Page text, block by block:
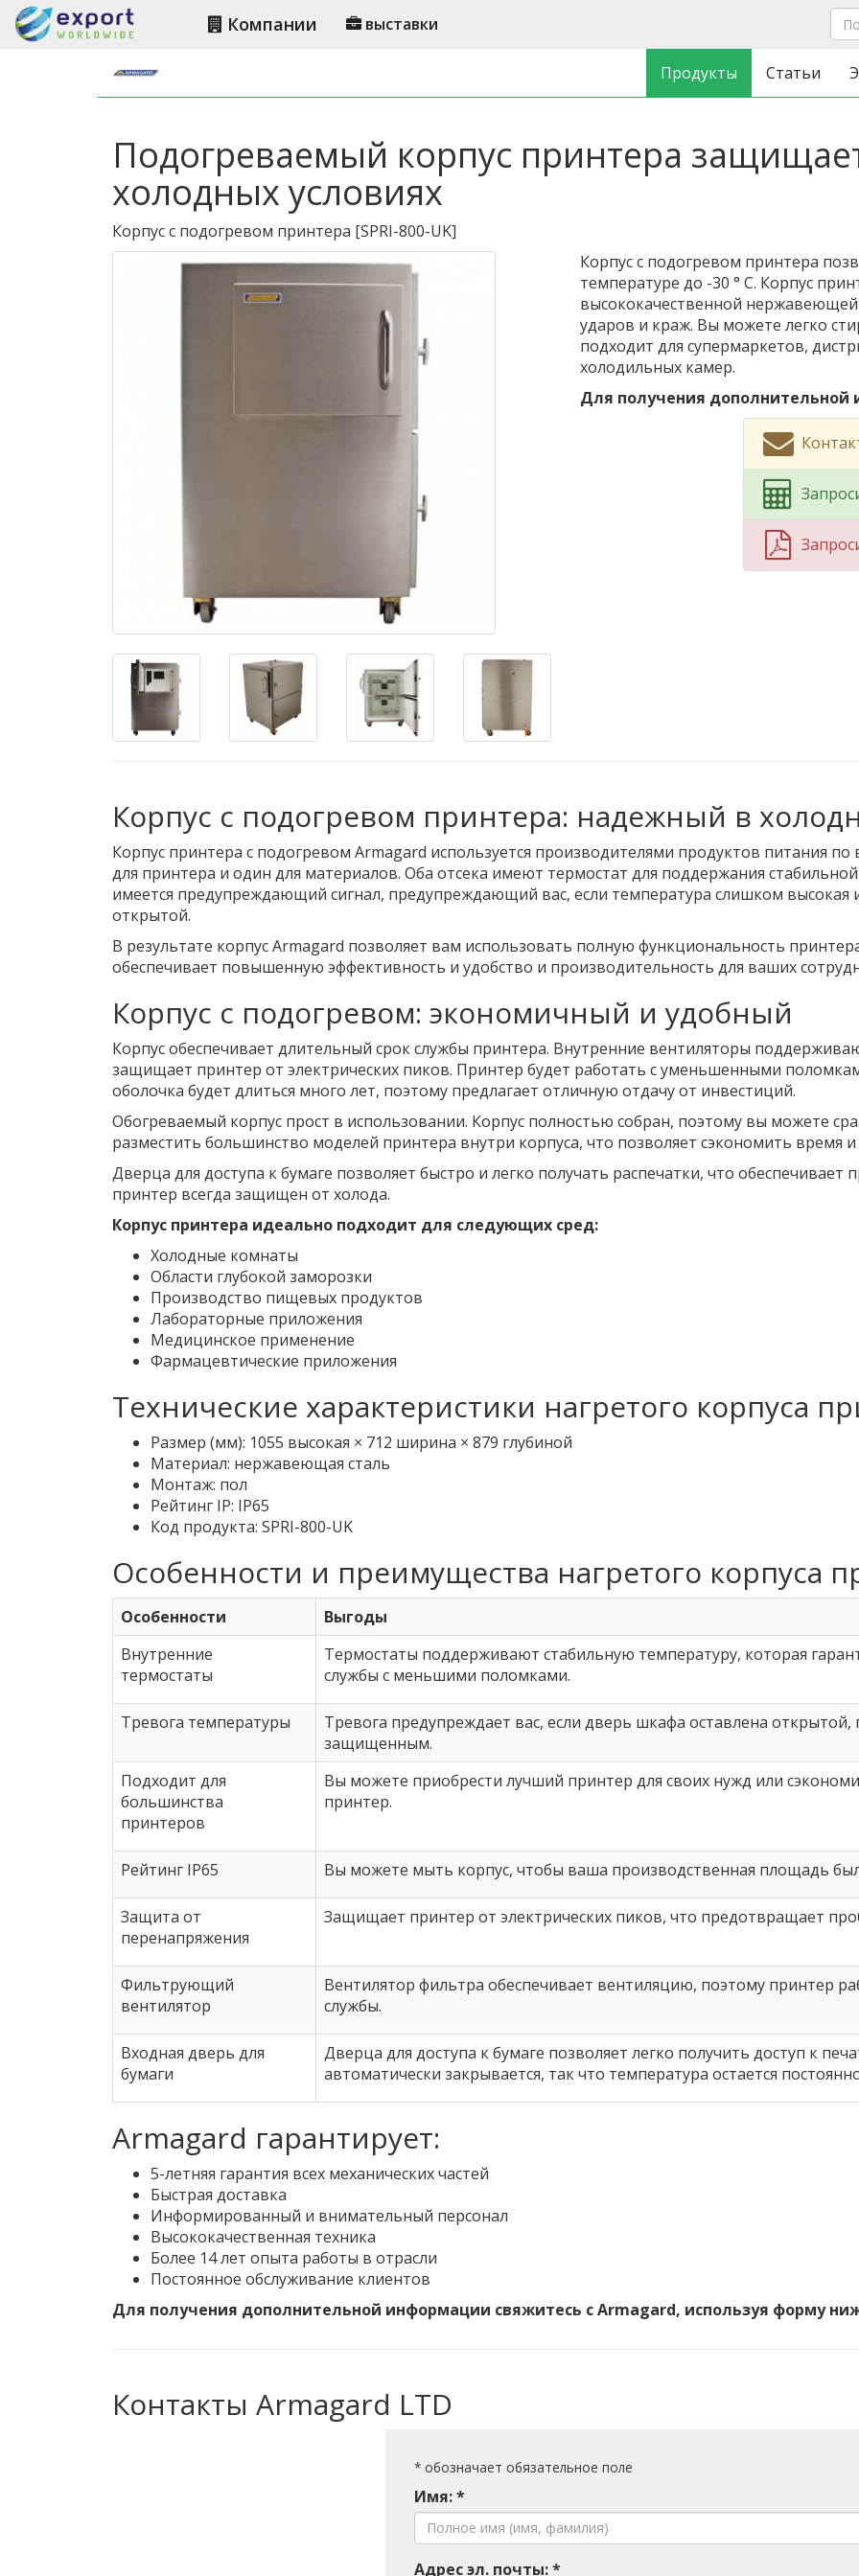
Компании выставки
Продукты Статьи
Подогреваемый корпус принтера
холодных условиях
Корпус с подогревом принтера [SPRI-800-UK]
Корпус с подогревом принтера
температуре до -30 ° C. Корпус
высококачественной
ударов и краж. Вы можете легко
подходит для супермаркетов,
холодильных камер.
Для получения дополнительной
Корпус с подогревом принтера: надежный в
Корпус принтера с подогревом Armagard используется производителями продуктов питания
для принтера и один для материалов. Оба отсека имеют термостат для поддержания
имеется предупреждающий сигнал, предупреждающий вас, если температура слишком высокая
открытой.
В результате корпус Armagard позволяет вам использовать полную функциональность
обеспечивает повышенную эффективность и удобство и производительность для ваших
Корпус с подогревом: экономичный и удобный
Корпус обеспечивает длительный срок службы принтера. Внутренние вентиляторы
защищает принтер от электрических пиков. Принтер будет работать с уменьшенными
оболочка будет длиться много лет, поэтому предлагает отличную отдачу от инвестиций.
Обогреваемый корпус прост в использовании. Корпус полностью собран, поэтому вы можете
разместить большинство моделей принтера внутри корпуса, что позволяет сэкономить время
Дверца для доступа к бумаге позволяет быстро и легко получать распечатки, что обеспечивает
принтер всегда защищен от холода.
Корпус принтера идеально подходит для следующих сред:
Холодные комнаты
Области глубокой заморозки
Производство пищевых продуктов
Лабораторные приложения
Медицинское применение
Фармацевтические приложения
Технические характеристики нагретого корпуса
Размер (мм): 1055 высокая × 712 ширина × 879 глубиной
Материал: нержавеющая сталь
Монтаж: пол
Рейтинг IP: IP65
Код продукта: SPRI-800-UK
Особенности и преимущества нагретого корпуса
Особенности
Выгоды
Внутренние
термостаты
Термостаты поддерживают стабильную температуру, которая
службы с меньшими поломками.
Тревога температуры
Тревога предупреждает вас, если дверь шкафа оставлена
защищенным.
Подходит для
большинства
принтеров
Вы можете приобрести лучший принтер для своих нужд или
принтер.
Рейтинг IP65 Вы можете мыть корпус, чтобы ваша производственная площадь
Защита от
перенапряжения
Защищает принтер от электрических пиков, что предотвращает
Фильтрующий
вентилятор
Вентилятор фильтра обеспечивает вентиляцию, поэтому принтер
службы.
Входная дверь для
бумаги
Дверца для доступа к бумаге позволяет легко получить доступ к
автоматически закрывается, так что температура остается
Armagard гарантирует:
5-летняя гарантия всех механических частей
Быстрая доставка
Информированный и внимательный персонал
Высококачественная техника
Более 14 лет опыта работы в отрасли
Постоянное обслуживание клиентов
Для получения дополнительной информации свяжитесь с Armagard, используя форму
Контакты Armagard LTD
* обозначает обязательное поле
Имя: *
Адрес эл. почты: *